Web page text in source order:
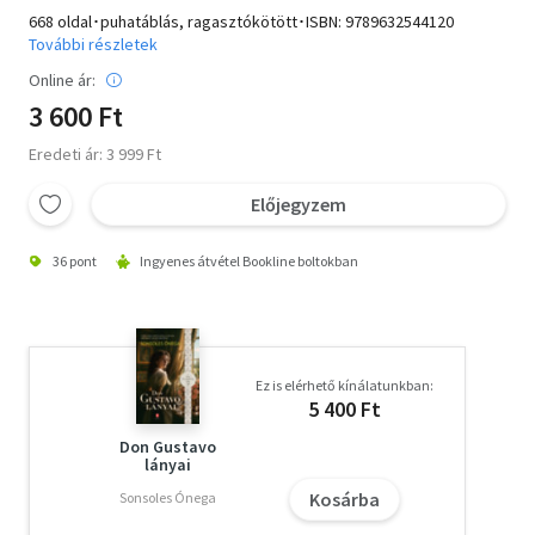
668 oldal･puhatáblás, ragasztókötött･ISBN: 9789632544120
További részletek
Online ár:
3 600 Ft
Eredeti ár: 3 999 Ft
Előjegyzem
36 pont Ingyenes átvétel Bookline boltokban
Don Gustavo
lányai
Sonsoles Ónega
Ez is elérhető kínálatunkban:
5 400 Ft
Kosárba